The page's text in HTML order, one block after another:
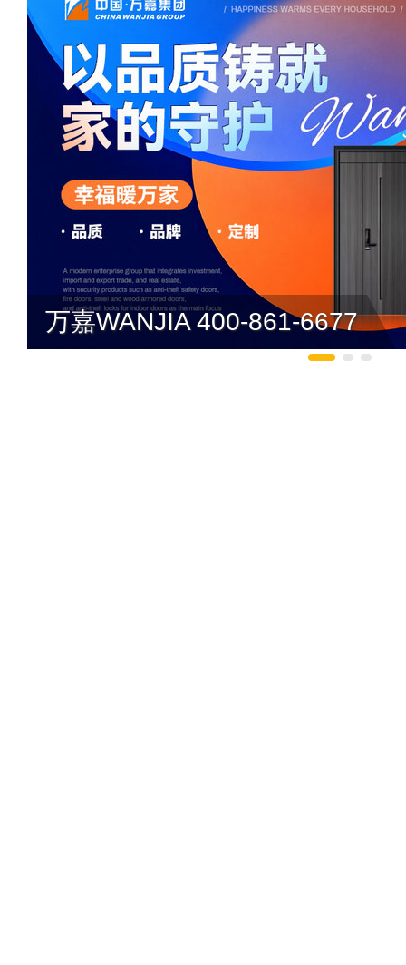
万嘉WANJIA 400-861-6677